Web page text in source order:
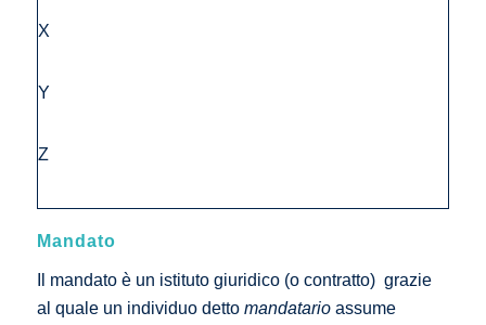
X
Y
Z
Mandato
Il mandato è un istituto giuridico (o contratto) grazie
al quale un individuo detto mandatario assume